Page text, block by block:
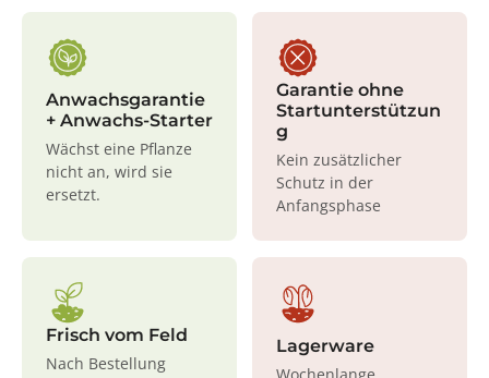
Anwachsgarantie
+ Anwachs-Starter
Wächst eine Pflanze
nicht an, wird sie
ersetzt.
Garantie ohne
Startunterstützun
g
Kein zusätzlicher
Schutz in der
Anfangsphase
Frisch vom Feld
Nach Bestellung
Lagerware